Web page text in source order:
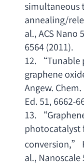
simultaneous
annealing/
al., ACS Nano 5
6564 (2011).
12. “Tunable
graphene
Angew.
Ed. 51, 6662-
13. “
photocatalyst
conversion,”
al., Nanoscale